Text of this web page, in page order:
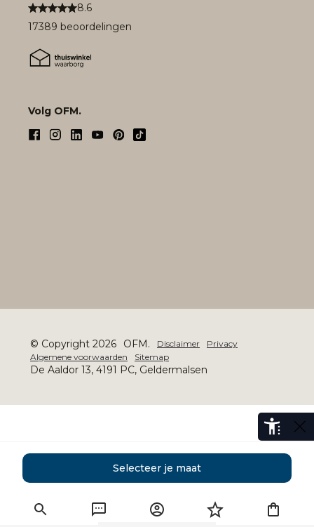
Selecteer je maat
8.6
17389 beoordelingen
Volg OFM.
© Copyright 2026 OFM. Disclaimer
Privacy
Algemene voorwaarden
Sitemap
De Aaldor 13, 4191 PC, Geldermalsen